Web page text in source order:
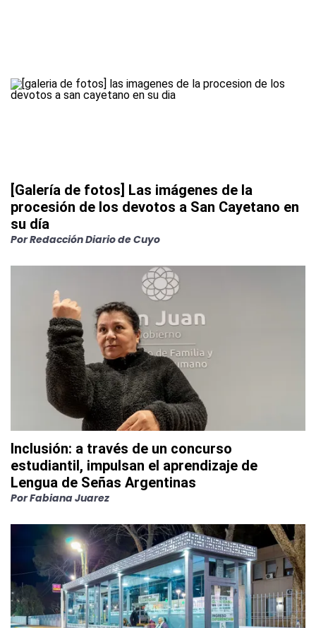
[Galería de fotos] Las imágenes de la
procesión de los devotos a San Cayetano en
su día
PorRedacción Diario de Cuyo
Inclusión: a través de un concurso
estudiantil, impulsan el aprendizaje de
Lengua de Señas Argentinas
PorFabiana Juarez